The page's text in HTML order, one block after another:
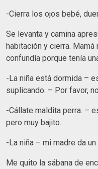
-Cierra los ojos bebé,
Se levanta y camina
habitación y cierra.
confundía porque tenía
-La niña está dormida –
suplicando. – Por favor,
-Cállate maldita perra. –
pero muy bajito.
-La niña – mi madre da
Me quito la sábana de